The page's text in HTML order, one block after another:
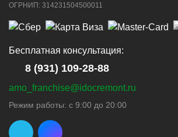
ОГРНИП: 314231504500011
Бесплатная консультация:
8 (931) 109-28-88
amo_franchise@idocremont.ru
Режим работы: с 9:00 до 20:00